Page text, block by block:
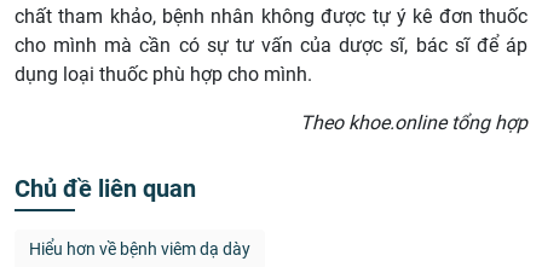
chất tham khảo, bệnh nhân không được tự ý kê đơn thuốc
cho mình mà cần có sự tư vấn của dược sĩ, bác sĩ để áp
dụng loại thuốc phù hợp cho mình.
Theo khoe.online tổng hợp
Chủ đề liên quan
Hiểu hơn về bệnh viêm dạ dày